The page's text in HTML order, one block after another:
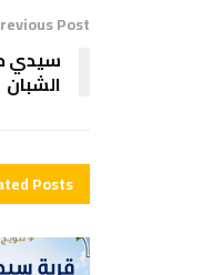
Post
سيدي
الشبان
Posts